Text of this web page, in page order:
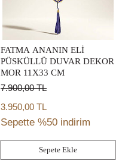
FATMA ANANIN ELİ
PÜSKÜLLÜ DUVAR DEKOR
MOR 11X33 CM
7.900,00TL
3.950,00 TL
Sepette %50 indirim
Sepete Ekle